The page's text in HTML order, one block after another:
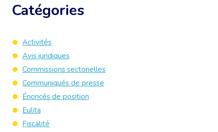
Catégories
Activités
Avis juridiques
Commissions sectorielles
Communiqués de presse
Énoncés de position
Eulita
Fiscalité